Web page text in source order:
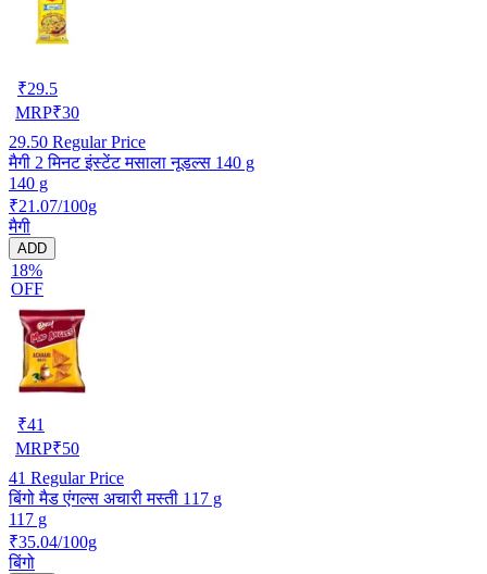
₹29.5
MRP₹30
29.50 Regular Price
मैगी 2 मिनट इंस्टेंट मसाला नूडल्स 140 g
140 g
₹21.07/100g
मैगी
ADD
18%
OFF
₹41
MRP₹50
41 Regular Price
बिंगो मैड एंगल्स अचारी मस्ती 117 g
117 g
₹35.04/100g
बिंगो